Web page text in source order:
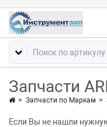
Запчасти
Запчасти по Маркам
Если Вы не нашли